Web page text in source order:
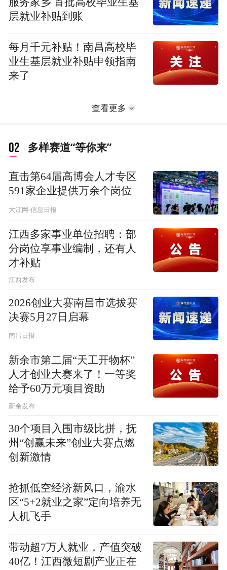
层就业补贴到账
每月千元补贴！南昌高校毕
业生基层就业补贴申领指南
来了
查看更多
02 多样赛道“等你来”
直击第64届高博会人才专区
591家企业提供万余个岗位
大江网-信息日报
江西多家事业单位招聘：部
分岗位享事业编制，还有人
才补贴
江西发布
2026创业大赛南昌市选拔赛
决赛5月27日启幕
南昌日报
新余市第二届“天工开物杯”
人才创业大赛来了！一等奖
给予60万元项目资助
新余发布
30个项目入围市级比拼，抚
州“创赢未来”创业大赛点燃
创新激情
抢抓低空经济新风口，渝水
区“5+2就业之家”定向培养无
人机飞手
带动超7万人就业，产值突破
40亿！江西微短剧产业正在